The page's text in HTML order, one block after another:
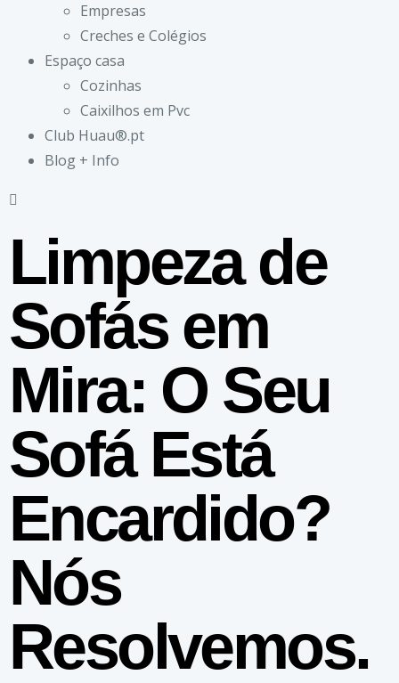
Empresas
Creches e Colégios
Espaço casa
Cozinhas
Caixilhos em Pvc
Club Huau®.pt
Blog + Info
Limpeza de
Sofás em
Mira: O Seu
Sofá Está
Encardido?
Nós
Resolvemos.